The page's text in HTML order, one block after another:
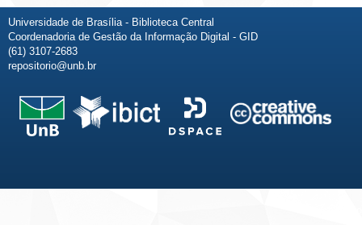
Universidade de Brasília - Biblioteca Central
Coordenadoria de Gestão da Informação Digital - GID
(61) 3107-2683
repositorio@unb.br